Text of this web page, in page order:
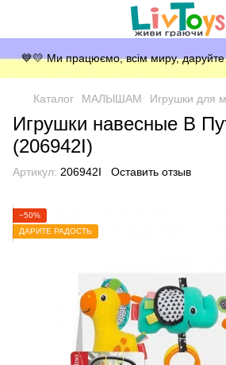
💙💛 Ми працюємо, всім миру, даруйте
Каталог МАЛЫШАМ Игрушки для
Игрушки навесные В
(206942I)
Артикул: 206942I Оставить отзыв
−50%
ДАРИТЕ РАДОСТЬ